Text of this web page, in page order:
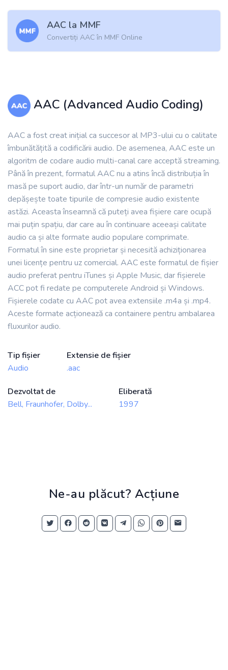
AAC la MMF
Convertiți AAC în MMF Online
AAC (Advanced Audio Coding)
AAC a fost creat inițial ca succesor al MP3-ului cu o calitate
îmbunătățită a codificării audio. De asemenea, AAC este un
algoritm de codare audio multi-canal care acceptă streaming.
Până în prezent, formatul AAC nu a atins încă distribuția în
masă pe suport audio, dar într-un număr de parametri
depășește toate tipurile de compresie audio existente
astăzi. Aceasta înseamnă că puteți avea fișiere care ocupă
mai puțin spațiu, dar care au în continuare aceeași calitate
audio ca și alte formate audio populare comprimate.
Formatul în sine este proprietar și necesită achiziționarea
unei licențe pentru uz comercial. AAC este formatul de fișier
audio preferat pentru iTunes și Apple Music, dar fișierele
ACC pot fi redate pe computerele Android și Windows.
Fișierele codate cu AAC pot avea extensiile .m4a și .mp4.
Aceste formate acționează ca containere pentru ambalarea
fluxurilor audio.
Tip fișier
Audio
Extensie de fișier
.aac
Dezvoltat de
Bell, Fraunhofer, Dolby...
Eliberată
1997
Ne-au plăcut? Acțiune